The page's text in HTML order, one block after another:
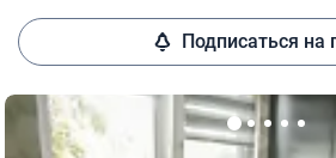
Подписаться на